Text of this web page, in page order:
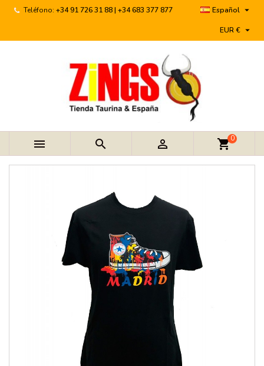
Teléfono: +34 91 726 31 88 | +34 683 377 877 Español 
EUR € 
   shopping_cart0